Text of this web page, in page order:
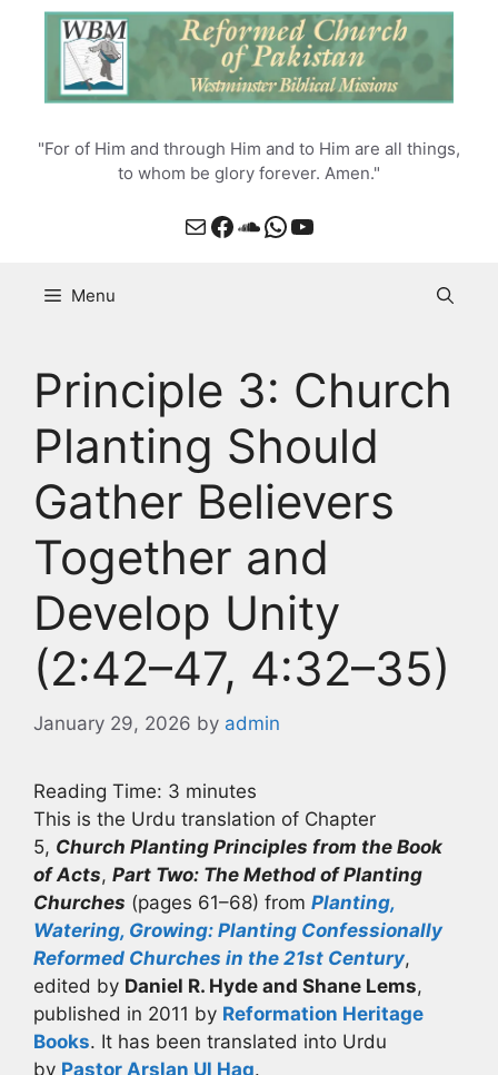
"For of Him and through Him and to Him are all things,
to whom be glory forever. Amen."
MailFacebook
SoundCloud
WhatsApp
YouTube
Menu
Principle 3: Church
Planting Should
Gather Believers
Together and
Develop Unity
(2:42–47, 4:32–35)
January 29, 2026 by admin
Reading Time: 3 minutes
This is the Urdu translation of Chapter
5, Church Planting Principles from the Book
of Acts, Part Two: The Method of Planting
Churches (pages 61–68) from Planting,
Watering, Growing: Planting Confessionally
Reformed Churches in the 21st Century,
edited by Daniel R. Hyde and Shane Lems,
published in 2011 by Reformation Heritage
Books. It has been translated into Urdu
by Pastor Arslan Ul Haq.